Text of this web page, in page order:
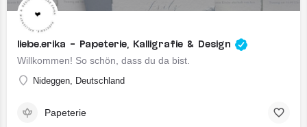
liebe.erika - Papeterie, Kalligrafie & Design
Willkommen! So schön, dass du da bist.
Nideggen, Deutschland
Papeterie